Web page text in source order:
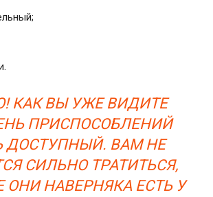
КАК ВЫ УЖЕ ВИДИТЕ
ПРИСПОСОБЛЕНИЙ
ДОСТУПНЫЙ. ВАМ НЕ
СИЛЬНО ТРАТИТЬСЯ,
ОНИ НАВЕРНЯКА ЕСТЬ У